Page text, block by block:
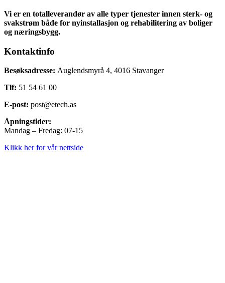
Vi er en totalleverandør av alle typer tjenester innen sterk- og
svakstrøm både for nyinstallasjon og rehabilitering av boliger
og næringsbygg.
Kontaktinfo
Besøksadresse: Auglendsmyrå 4, 4016 Stavanger
Tlf: 51 54 61 00
E-post: post@etech.as
Åpningstider:
Mandag – Fredag: 07-15
Klikk her for vår nettside